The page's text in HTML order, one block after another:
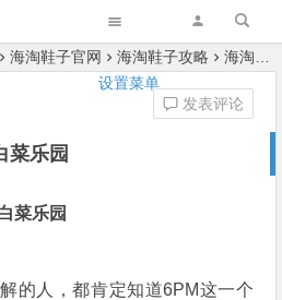
设置菜单
海淘鞋子官网 海淘鞋子攻略 海淘鞋子网站
菜乐园
发表评论
菜乐园
的人，都肯定知道6PM这一个